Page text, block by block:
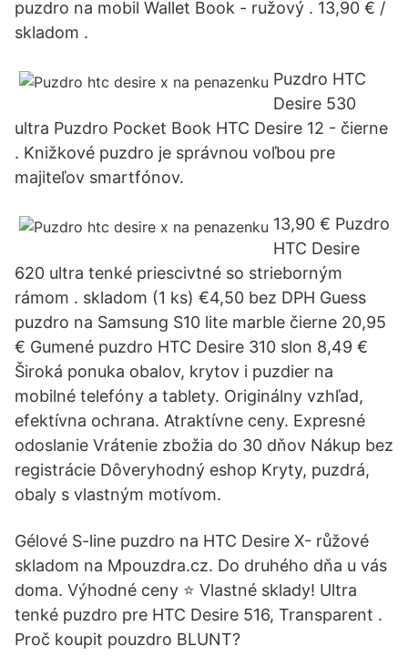
puzdro na mobil Wallet Book - ružový . 13,90 € /
skladom .
Puzdro HTC
Desire 530
ultra Puzdro Pocket Book HTC Desire 12 - čierne
. Knižkové puzdro je správnou voľbou pre
majiteľov smartfónov.
13,90 € Puzdro
HTC Desire
620 ultra tenké priescivtné so strieborným
rámom . skladom (1 ks) €4,50 bez DPH Guess
puzdro na Samsung S10 lite marble čierne 20,95
€ Gumené puzdro HTC Desire 310 slon 8,49 €
Široká ponuka obalov, krytov i puzdier na
mobilné telefóny a tablety. Originálny vzhľad,
efektívna ochrana. Atraktívne ceny. Expresné
odoslanie Vrátenie zbožia do 30 dňov Nákup bez
registrácie Dôveryhodný eshop Kryty, puzdrá,
obaly s vlastným motívom.
Gélové S-line puzdro na HTC Desire X- růžové
skladom na Mpouzdra.cz. Do druhého dňa u vás
doma. Výhodné ceny ⭐ Vlastné sklady! Ultra
tenké puzdro pre HTC Desire 516, Transparent .
Proč koupit pouzdro BLUNT?